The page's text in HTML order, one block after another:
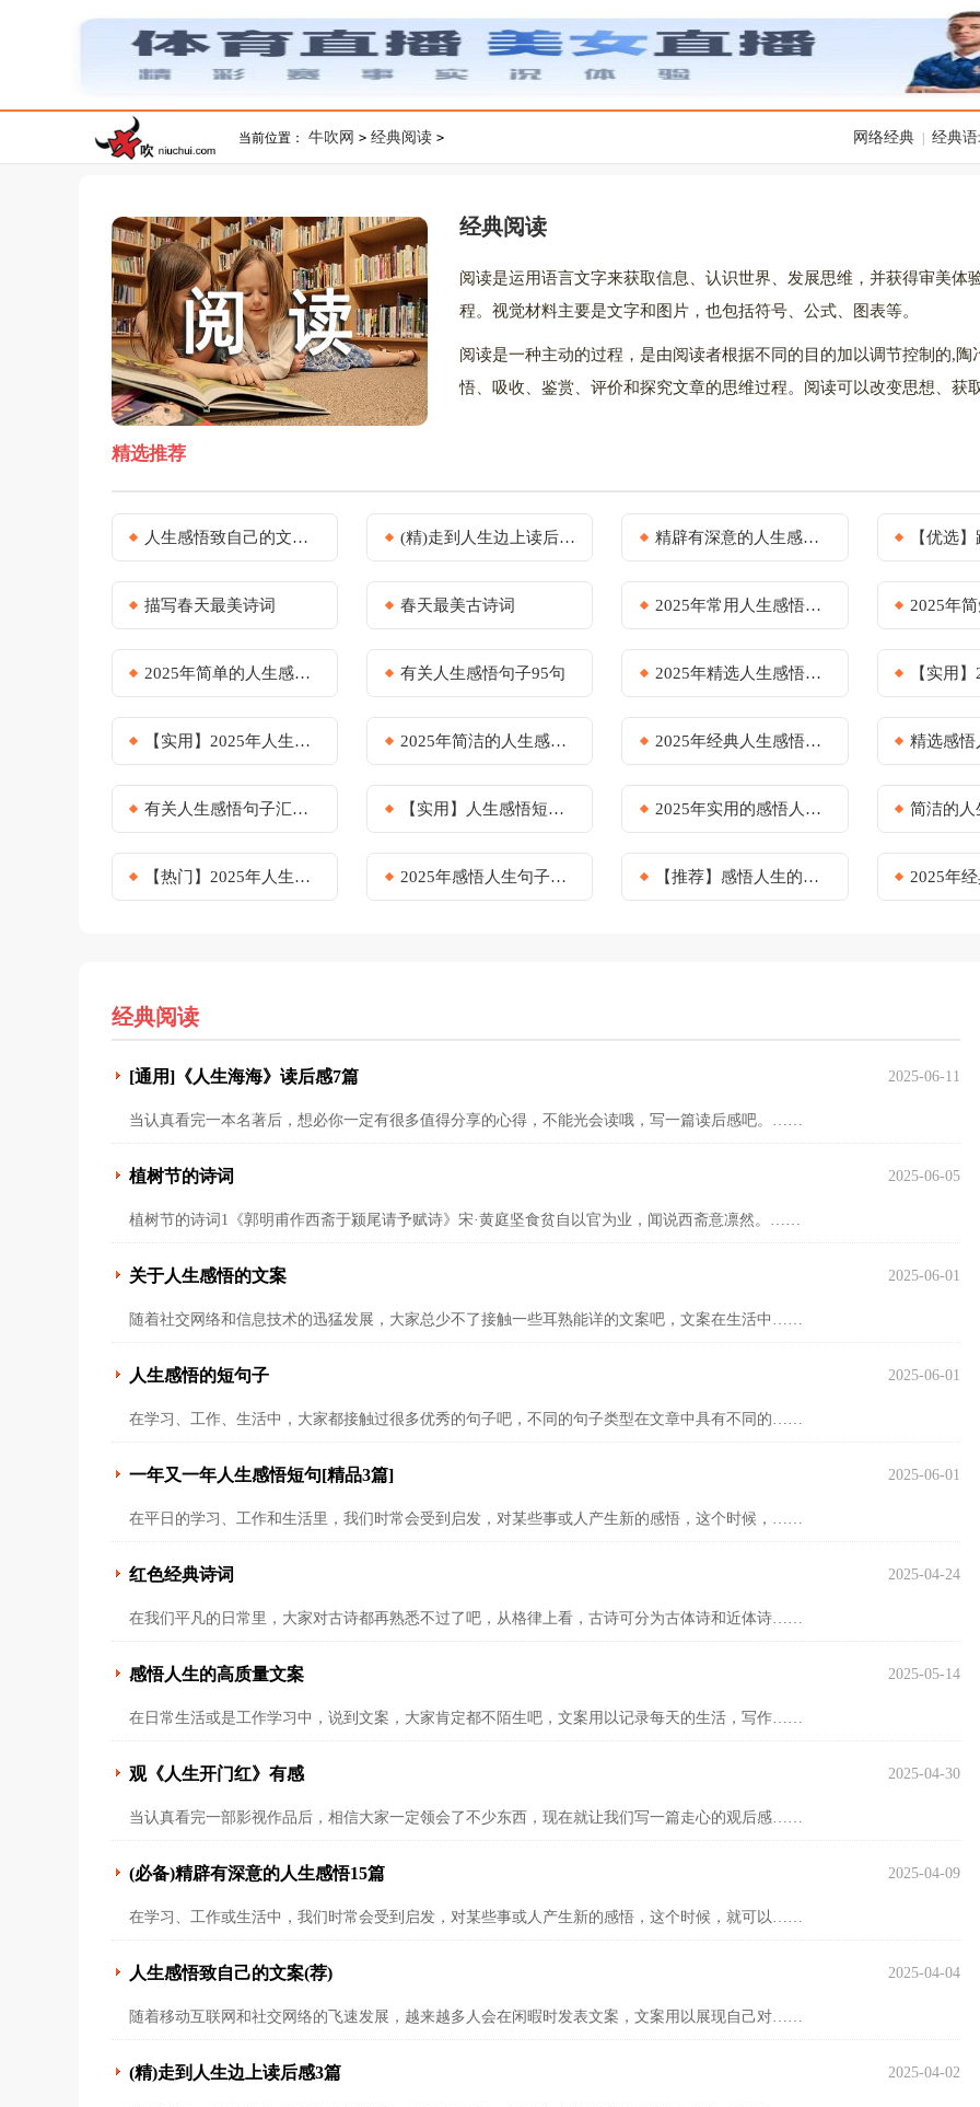
当前位置： 牛吹网 > 经典阅读 > 网络经典 经典
经典阅读
阅读是运用语言文字来获取信息、认识世界、发展思维，并获得审美体
程。视觉材料主要是文字和图片，也包括符号、公式、图表等。
阅读是一种主动的过程，是由阅读者根据不同的目的加以调节控制的,
悟、吸收、鉴赏、评价和探究文章的思维过程。阅读可以改变思想、获
精选推荐
人生感悟致自己的文案(荐) (精)走到人生边上读后感3篇 精辟有深意的人生感悟[优选15篇] 【优选】路遥
描写春天最美诗词 春天最美古诗词 2025年常用人生感悟语录45条 2025年简短的
2025年简单的人生感悟的语句锦集89条 有关人生感悟句子95句 2025年精选人生感悟短句40条 【实用】2025
【实用】2025年人生感悟语录36条 2025年简洁的人生感悟名句集锦30条 2025年经典人生感悟好句锦集46句 精选感悟人
有关人生感悟句子汇总75条 【实用】人生感悟短句汇总85句 2025年实用的感悟人生的语录集锦79句 简洁的人生感
【热门】2025年人生感悟短句汇总59句 2025年感悟人生句子集合38句 【推荐】感悟人生的语录汇编60条 2025年经典人
经典阅读
[通用]《人生海海》读后感7篇 2025-06-11
当认真看完一本名著后，想必你一定有很多值得分享的心得，不能光会读哦，写一篇读后感吧。……
植树节的诗词 2025-06-05
植树节的诗词1《郭明甫作西斋于颍尾请予赋诗》宋·黄庭坚食贫自以官为业，闻说西斋意凛然。……
关于人生感悟的文案 2025-06-01
随着社交网络和信息技术的迅猛发展，大家总少不了接触一些耳熟能详的文案吧，文案在生活中……
人生感悟的短句子 2025-06-01
在学习、工作、生活中，大家都接触过很多优秀的句子吧，不同的句子类型在文章中具有不同的……
一年又一年人生感悟短句[精品3篇] 2025-06-01
在平日的学习、工作和生活里，我们时常会受到启发，对某些事或人产生新的感悟，这个时候，……
红色经典诗词 2025-04-24
在我们平凡的日常里，大家对古诗都再熟悉不过了吧，从格律上看，古诗可分为古体诗和近体诗……
感悟人生的高质量文案 2025-05-14
在日常生活或是工作学习中，说到文案，大家肯定都不陌生吧，文案用以记录每天的生活，写作……
观《人生开门红》有感 2025-04-30
当认真看完一部影视作品后，相信大家一定领会了不少东西，现在就让我们写一篇走心的观后感……
(必备)精辟有深意的人生感悟15篇 2025-04-09
在学习、工作或生活中，我们时常会受到启发，对某些事或人产生新的感悟，这个时候，就可以……
人生感悟致自己的文案(荐) 2025-04-04
随着移动互联网和社交网络的飞速发展，越来越多人会在闲暇时发表文案，文案用以展现自己对……
(精)走到人生边上读后感3篇 2025-04-02